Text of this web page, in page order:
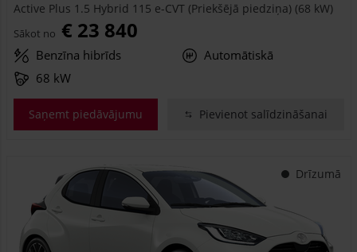
Active Plus 1.5 Hybrid 115 e-CVT (Priekšējā piedziņa) (68 kW)
Sākot no € 23 840
Benzīna hibrīds
Automātiskā
68 kW
Saņemt piedāvājumu Pievienot salīdzināšanai
Drīzumā